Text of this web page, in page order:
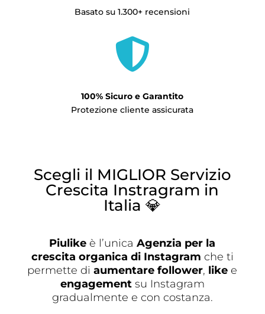
Basato su 1.300+ recensioni

100% Sicuro e Garantito
Protezione cliente assicurata
Scegli il MIGLIOR Servizio
Crescita Instragram in
Italia 💎
Piulike è l’unicaAgenzia per la
crescita organica di Instagram che ti
permette diaumentare follower, like e
engagementsu Instagram
gradualmente e con costanza.